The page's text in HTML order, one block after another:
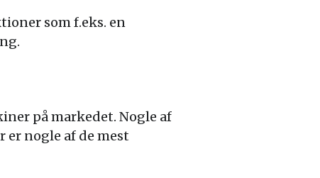
som f.eks. en
på markedet. Nogle af
er nogle af de mest